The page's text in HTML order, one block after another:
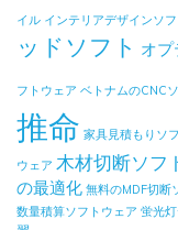
イル インテリアデザインソ
ッドソフト オ
フトウェア ベトナムのCNC
推命 家具見積もりソ
ウェア 木材切断ソフ
の最適化 無料のMDF切断
数量積算ソフトウェア 蛍光